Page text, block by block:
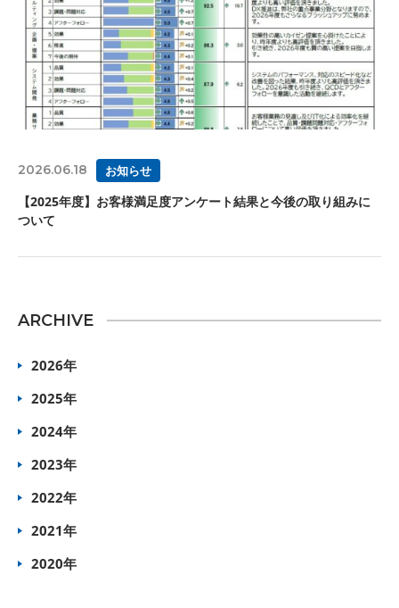
2026.06.18 お知らせ
【2025年度】お客様満足度アンケート結果と今後の取り組みに
ついて
ARCHIVE
2026年
2025年
2024年
2023年
2022年
2021年
2020年